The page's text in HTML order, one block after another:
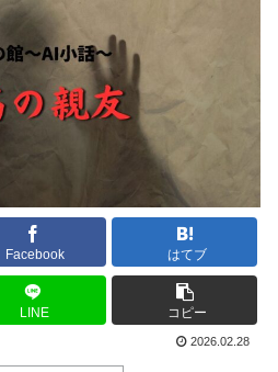
Facebook はてブ
LINE コピー
2026.02.28